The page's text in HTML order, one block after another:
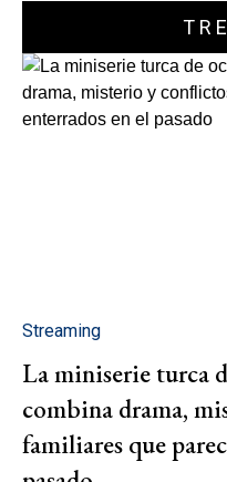
Streaming
La miniserie turca
combina drama,
familiares que